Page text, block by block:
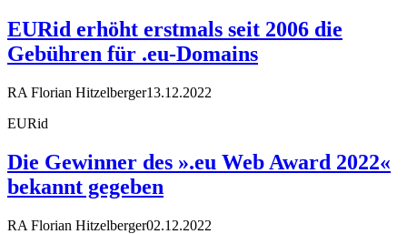
EURid erhöht erstmals seit 2006 die
Gebühren für .eu-Domains
RA Florian Hitzelberger13.12.2022
EURid
Die Gewinner des ».eu Web Award 2022«
bekannt gegeben
RA Florian Hitzelberger02.12.2022